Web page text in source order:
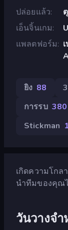
ปล่อยแล้ว
เอ็นจิ้นเกม
แพลตฟอร์ม
ยิง 88
การรบ 380
Stickman
เกิดความโกล
นำทีมของคุณ
วันวางจ